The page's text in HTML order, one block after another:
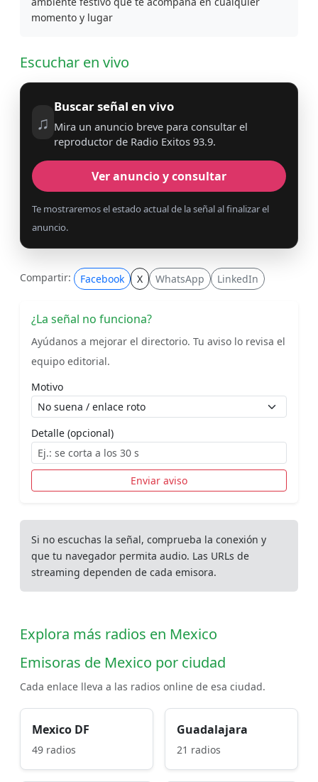
momento y lugar
Escuchar en vivo
♫
Buscar señal en vivo
Mira un anuncio breve para consultar el
reproductor de Radio Exitos 93.9.
Ver anuncio y consultar
Te mostraremos el estado actual de la señal al finalizar el
anuncio.
Compartir: Facebook X WhatsApp LinkedIn
¿La señal no funciona?
Ayúdanos a mejorar el directorio. Tu aviso lo revisa el
equipo editorial.
Motivo
Detalle (opcional)
Enviar aviso
Si no escuchas la señal, comprueba la conexión y
que tu navegador permita audio. Las URLs de
streaming dependen de cada emisora.
Explora más radios en Mexico
Emisoras de Mexico por ciudad
Cada enlace lleva a las radios online de esa ciudad.
Mexico DF
49 radios
Guadalajara
21 radios